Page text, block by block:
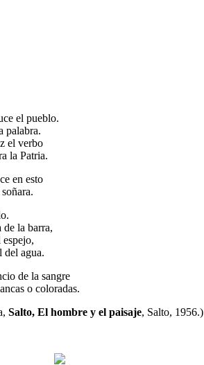
el pueblo.
palabra.
el verbo
la Patria.
en esto
la barra,
del agua.
de la sangre
o coloradas.
Salto, El hombre y el paisaje, Salto, 1956.)